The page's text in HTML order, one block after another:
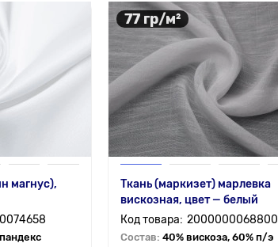
магнус),
77 гр/м²
Ткань (маркизет) марлевка
вискозная, цвет — белый
2000000068800
Состав: 40% вискоза, 60% п/э